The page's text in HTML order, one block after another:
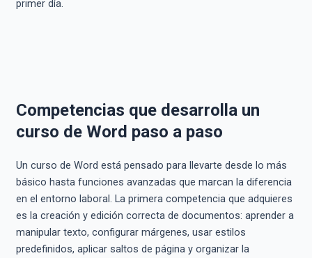
primer día.
Competencias que desarrolla un
curso de Word paso a paso
Un curso de Word está pensado para llevarte desde lo más
básico hasta funciones avanzadas que marcan la diferencia
en el entorno laboral. La primera competencia que adquieres
es la creación y edición correcta de documentos: aprender a
manipular texto, configurar márgenes, usar estilos
predefinidos, aplicar saltos de página y organizar la